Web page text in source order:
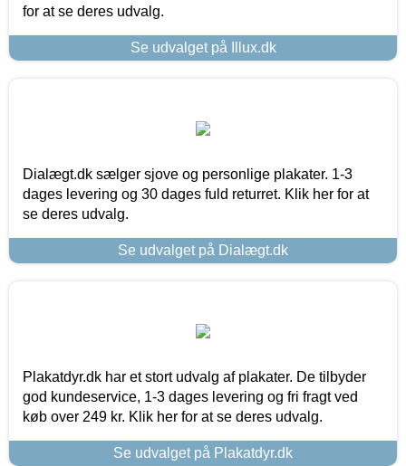
for at se deres udvalg.
Se udvalget på Illux.dk
Dialægt.dk sælger sjove og personlige plakater. 1-3
dages levering og 30 dages fuld returret. Klik her for at
se deres udvalg.
Se udvalget på Dialægt.dk
Plakatdyr.dk har et stort udvalg af plakater. De tilbyder
god kundeservice, 1-3 dages levering og fri fragt ved
køb over 249 kr. Klik her for at se deres udvalg.
Se udvalget på Plakatdyr.dk